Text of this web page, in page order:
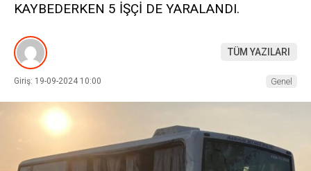
KAYBEDERKEN 5 İŞÇİ DE YARALANDI.
TÜM YAZILARI
Giriş: 19-09-2024 10:00 Genel